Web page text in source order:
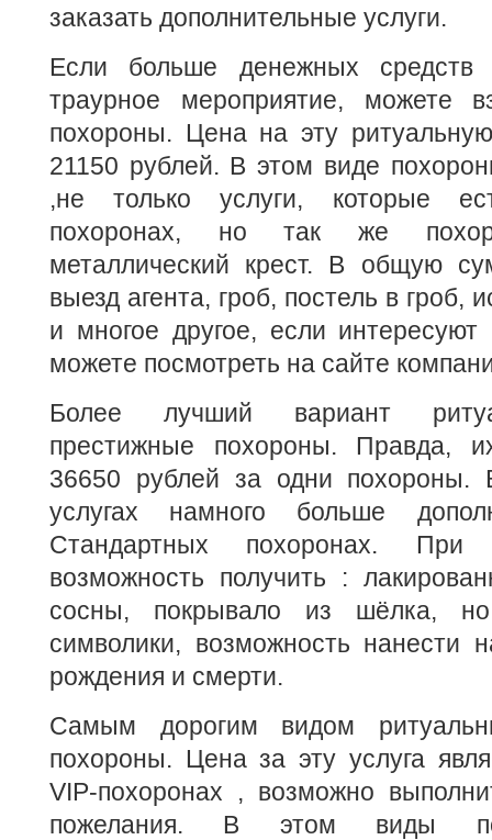
заказать дополнительные услуги.
Если больше денежных средств
траурное мероприятие, можете
похороны. Цена на эту ритуальную
21150 рублей. В этом виде
,не только услуги, которые
похоронах, но так же
металлический крест. В общую
выезд агента, гроб, постель в гроб,
и многое другое, если интересуют
можете посмотреть на сайте
Более лучший вариант
престижные похороны. Правда,
36650 рублей за одни похороны.
услугах намного больше
Стандартных похоронах. При
возможность получить :
сосны, покрывало из шёлка, но
символики, возможность нанести
рождения и смерти.
Самым дорогим видом
похороны. Цена за эту услуга
VIP-похоронах , возможно
пожелания. В этом виды